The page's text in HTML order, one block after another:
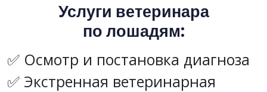
Услуги ветеринара
по лошадям:
Осмотр и постановка диагноза
Экстренная ветеринарная